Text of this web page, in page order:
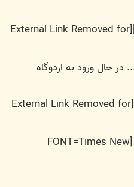
[External Link Removed for
[External Link Removed for
[FONT=Times New Roman] [FONT=Times New